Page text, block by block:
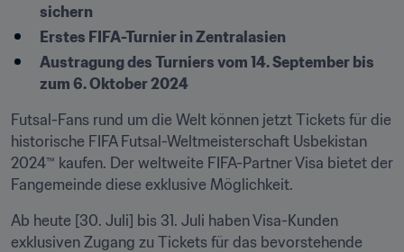
sichern
Erstes FIFA-Turnier in Zentralasien
Austragung des Turniers vom 14. September bis
zum 6. Oktober 2024
Futsal-Fans rund um die Welt können jetzt Tickets für die
historische FIFA Futsal-Weltmeisterschaft Usbekistan
2024™ kaufen. Der weltweite FIFA-Partner Visa bietet der
Fangemeinde diese exklusive Möglichkeit.
Ab heute [30. Juli] bis 31. Juli haben Visa-Kunden
exklusiven Zugang zu Tickets für das bevorstehende